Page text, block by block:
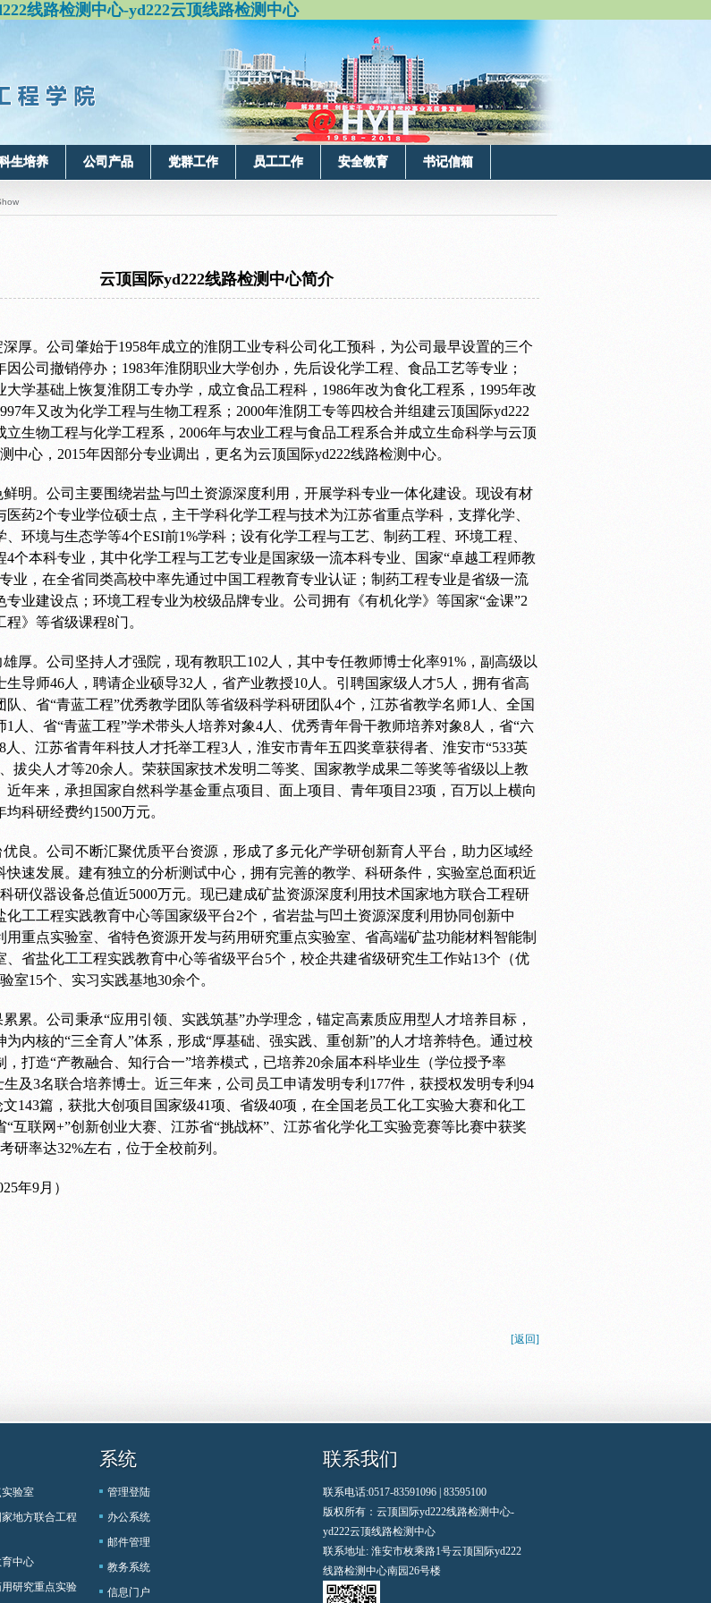
线路检测中心-yd222云顶线路检测中心
生培养 公司产品 党群工作 员工工作 安全教育 书记信箱
云顶国际yd222线路检测中心简介
厚。 公司肇始于1958年成立的淮阴工业专科公司化工预科，为公司最早设置的三个
因公司撤销停办；1983年淮阴职业大学创办，先后设化学工程、食品工艺等专业；
大学基础上恢复淮阴工专办学，成立食品工程科，1986年改为食化工程系，1995年改
年又改为化学工程与生物工程系；2000年淮阴工专等四校合并组建云顶国际yd222
立生物工程与化学工程系，2006年与农业工程与食品工程系合并成立生命科学与云顶
中心，2015年因部分专业调出，更名为云顶国际yd222线路检测中心。
明。 公司主要围绕岩盐与凹土资源深度利用，开展学科专业一体化建设。现设有材
医药2个专业学位硕士点，主干学科化学工程与技术为江苏省重点学科，支撑化学、
、环境与生态学等4个ESI前1%学科；设有化学工程与工艺、制药工程、环境工程、
4个本科专业，其中化学工程与工艺专业是国家级一流本科专业、国家“卓越工程师教
业，在全省同类高校中率先通过中国工程教育专业认证；制药工程专业是省级一流
专业建设点；环境工程专业为校级品牌专业。公司拥有《有机化学》等国家“金课”2
》等省级课程8门。
厚。 公司坚持人才强院，现有教职工102人，其中专任教师博士化率91%，副高级以
生导师46人，聘请企业硕导32人，省产业教授10人。引聘国家级人才5人，拥有省高
队、省“青蓝工程”优秀教学团队等省级科学科研团队4个，江苏省教学名师1人、全国
1人、省“青蓝工程”学术带头人培养对象4人、优秀青年骨干教师培养对象8人，省“六
人、江苏省青年科技人才托举工程3人，淮安市青年五四奖章获得者、淮安市“533英
拔尖人才等20余人。荣获国家技术发明二等奖、国家教学成果二等奖等省级以上教
近年来，承担国家自然科学基金重点项目、面上项目、青年项目23项，百万以上横向
科研经费约1500万元。
良。 公司不断汇聚优质平台资源，形成了多元化产学研创新育人平台，助力区域经
快速发展。建有独立的分析测试中心，拥有完善的教学、科研条件，实验室总面积近
研仪器设备总值近5000万元。现已建成矿盐资源深度利用技术国家地方联合工程研
化工工程实践教育中心等国家级平台2个，省岩盐与凹土资源深度利用协同创新中
用重点实验室、省特色资源开发与药用研究重点实验室、省高端矿盐功能材料智能制
、省盐化工工程实践教育中心等省级平台5个，校企共建省级研究生工作站13个（优
室15个、实习实践基地30余个。
累。 公司秉承“应用引领、实践筑基”办学理念，锚定高素质应用型人才培养目标，
为内核的“三全育人”体系，形成“厚基础、强实践、重创新”的人才培养特色。通过校
，打造“产教融合、知行合一”培养模式，已培养20余届本科毕业生（学位授予率
生及3名联合培养博士。近三年来，公司员工申请发明专利177件，获授权发明专利94
143篇，获批大创项目国家级41项、省级40项，在全国老员工化工实验大赛和化工
“互联网+”创新创业大赛、江苏省“挑战杯”、江苏省化学化工实验竞赛等比赛中获奖
研率达32%左右，位于全校前列。
年9月）
[返回]
验室
地方联合工程
中心
研究重点实验
系统
管理登陆
办公系统
邮件管理
教务系统
信息门户
联系我们
联系电话:0517-83591096 | 83595100
版权所有：云顶国际yd222线路检测中心-
yd222云顶线路检测中心
联系地址: 淮安市枚乘路1号云顶国际yd222
线路检测中心南园26号楼